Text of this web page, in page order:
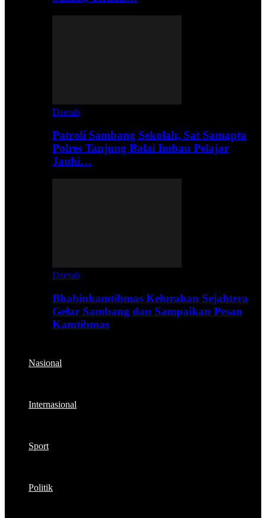
Daerah
Patroli Sambang Sekolah, Sat Samapta
Polres Tanjung Balai Imbau Pelajar
Jauhi…
Daerah
Bhabinkamtibmas Kelurahan Sejahtera
Gelar Sambang dan Sampaikan Pesan
Kamtibmas
Nasional
Internasional
Sport
Politik